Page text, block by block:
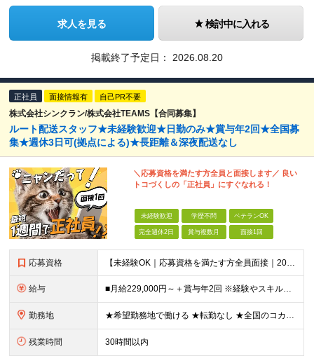
求人を見る 検討中に入れる
掲載終了予定日： 2026.08.20
正社員 面接情報有 自己PR不要
株式会社シンクラン/株式会社TEAMS【合同募集】
ルート配送スタッフ★未経験歓迎★日勤のみ★賞与年2回★全国募
集★週休3日可(拠点による)★長距離＆深夜配送なし
＼応募資格を満たす方全員と面接します／ 良い
トコづくしの「正社員」にすぐなれる！
未経験歓迎 学歴不問 ベテランOK
完全週休2日 賞与複数月 面接1回
応募資格 【未経験OK｜応募資格を満たす方全員面接｜20代～40代多数活躍中！】 ◎学歴不問 ◎前職不問 ◎転職回数不問 ◎普通運転免許（AT限定可）をお持ちの方 ◎44歳以下の方（※長期のキャリア形成を図るた
給与 ■月給229,000円～＋賞与年2回 ※経験やスキルにより考慮いたします ※試用期間は全国共通で1～3ヶ月あり（習熟度により変動：給与・その他条件の差異なし） ※上記には固定残業代を含みます（エリアに
勤務地 ★希望勤務地で働ける ★転勤なし ★全国のコカ・コーラ社営業所で募集中 ※エリア詳細は以下よりご確認ください。
残業時間 30時間以内